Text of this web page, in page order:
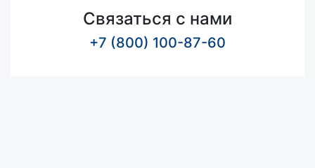
Связаться с нами
+7 (800) 100-87-60